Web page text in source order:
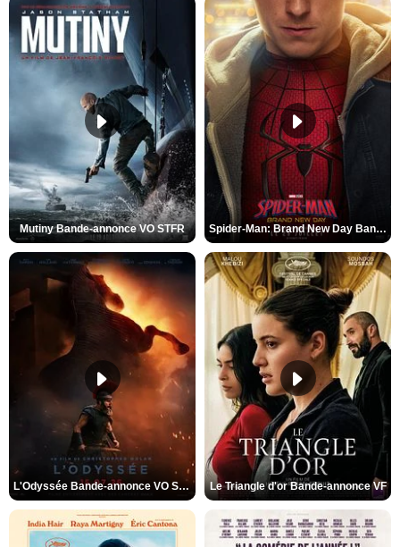
Mutiny Bande-annonce VO STFR Spider-Man: Brand New Day Bande-annonce VO STFR
L'Odyssée Bande-annonce VO STFR Le Triangle d'or Bande-annonce VF